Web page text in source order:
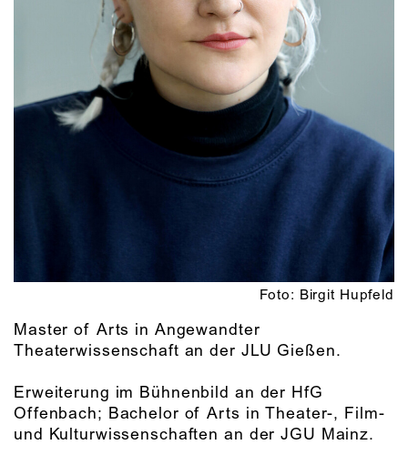
Foto: Birgit Hupfeld
Master of Arts in Angewandter
Theaterwissenschaft an der JLU Gießen.
Erweiterung im Bühnenbild an der HfG
Offenbach; Bachelor of Arts in Theater-, Film-
und Kulturwissenschaften an der JGU Mainz.